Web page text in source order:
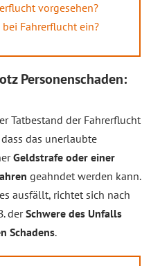
vorgesehen?
bei Fahrerflucht ein?
Personenschaden:
Tatbestand der Fahrerflucht
das unerlaubte
Geldstrafe oder einer
geahndet werden kann.
ausfällt, richtet sich nach
derSchwere des Unfalls
Schadens.